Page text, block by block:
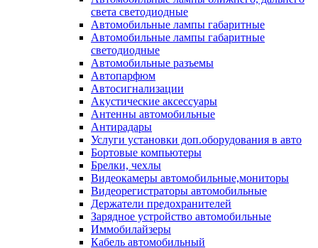
света светодиодные
Автомобильные лампы габаритные
Автомобильные лампы габаритные
светодиодные
Автомобильные разъемы
Автопарфюм
Автосигнализации
Акустические аксессуары
Антенны автомобильные
Антирадары
Услуги установки доп.оборудования в авто
Бортовые компьютеры
Брелки, чехлы
Видеокамеры автомобильные,мониторы
Видеорегистраторы автомобильные
Держатели предохранителей
Зарядное устройство автомобильные
Иммобилайзеры
Кабель автомобильный